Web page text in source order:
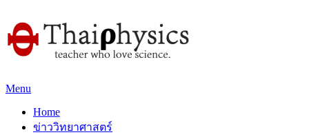
Menu
Home
ข่าววิทยาศาสตร์